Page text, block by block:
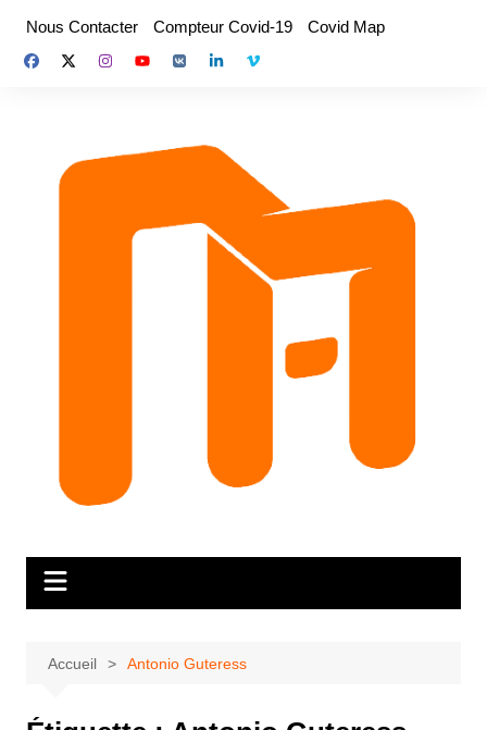
contenu
Nous Contacter Compteur Covid-19 Covid Map
Accueil Antonio Guteress